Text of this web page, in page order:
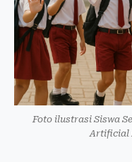
Foto ilustrasi Siswa
Artificial